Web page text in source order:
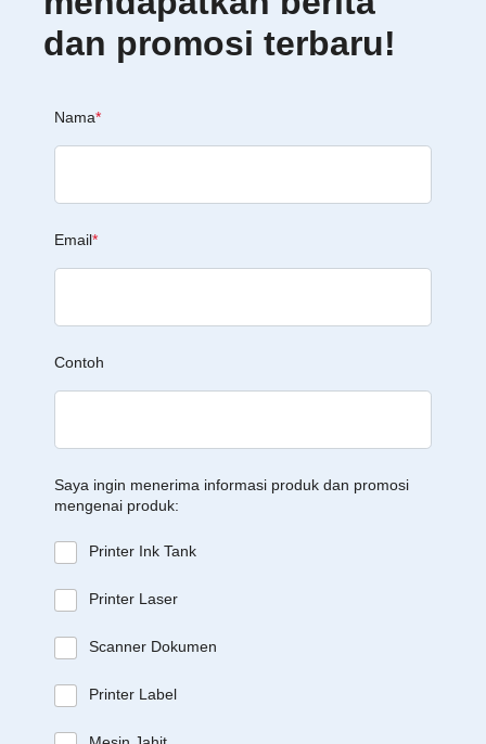
dan promosi terbaru!
Nama*
Email*
Contoh
Saya ingin menerima informasi produk dan promosi
mengenai produk:
Printer Ink Tank
Printer Laser
Scanner Dokumen
Printer Label